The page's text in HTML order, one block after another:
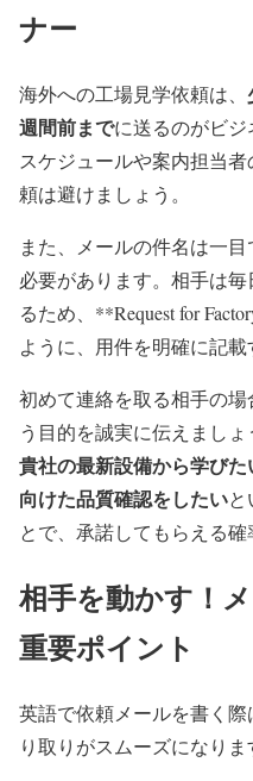
ナー
海外への工場見学依頼は、
週間前までに送るのがビ
スケジュールや案内担当
頼は避けましょう。
また、メールの件名は一
必要があります。相手は
るため、**Request for
ように、用件を明確に記載
初めて連絡を取る相手の
う目的を誠実に伝えましょ
貴社の最新設備から学びた
向けた品質確認をしたい
とで、承諾してもらえる確
相手を動かす！
重要ポイント
英語で依頼メールを書く
り取りがスムーズになりま